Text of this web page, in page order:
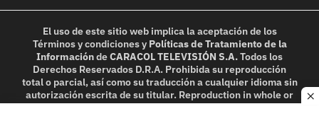
El uso de este sitio web implica la aceptación de los
Términos y condicionesy Políticas de Tratamiento de la
InformacióndeCARACOL TELEVISIÓN S.A.Todos los
Derechos Reservados D.R.A. Prohibida su reproducción
total o parcial, así como su traducción a cualquier idioma sin
autorización escrita de su titular. Reproduction in whole or
in part, or translation without written permission is